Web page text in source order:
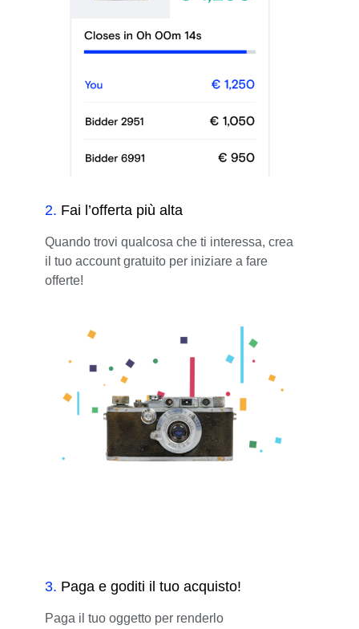
2. Fai l’offerta più alta
Quando trovi qualcosa che ti interessa, crea
il tuo account gratuito per iniziare a fare
offerte!
3. Paga e goditi il tuo acquisto!
Paga il tuo oggetto per renderlo